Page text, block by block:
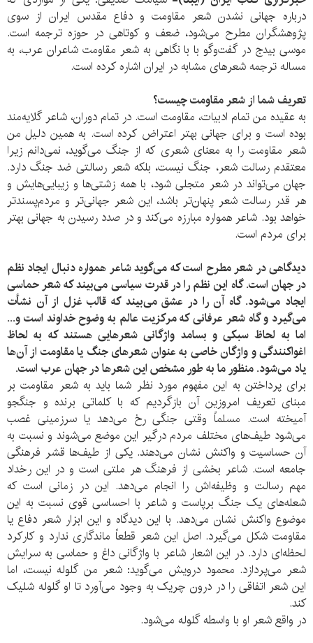
درباره جهانی نشدن شعر مقاومت و دفاع مقدس ایران از سوی
پژوهشگران مطرح می‌شود، ضعف و کوتاهی در حوزه ترجمه است.
موسی بیدج در گفت‌وگو با با نگاهی به شعر مقاومت شاعران عرب، به
مساله ترجمه شعرهای مشابه در ایران اشاره کرده است.
تعریف شما از شعر مقاومت چیست؟
به عقیده من تمام ادبیات، مقاومت است. در تمام دوران، شاعر گلایه‌مند
بوده است و برای جهانی بهتر اعتراض کرده است. به همین دلیل من
شعر مقاومت را به معنای شعری که از جنگ می‌گوید، نمی‌دانم زیرا
معتقدم رسالت شعر، جنگ نیست، بلکه شعر رسالتی ضد جنگ دارد.
جهان می‌تواند در شعر متجلی شود، با همه زشتی‌ها و زیبایی‌هایش و
هر قدر رسالت شعر پنهان‌تر باشد، این شعر جهانی‌تر و مردم‌پسندتر
خواهد بود. شاعر همواره مبارزه می‌کند و در صدد رسیدن به جهانی بهتر
برای مردم است.
دیدگاهی در شعر مطرح است که می‌گوید شاعر همواره دنبال ایجاد نظم
در جهان است. گاه این نظم را در قدرت سیاسی می‌بیند که شعر حماسی
ایجاد می‌شود. گاه آن را در عشق می‌بیند که قالب غزل از آن نشأت
می‌گیرد و گاه شعر عرفانی که مرکزیت عالم به وضوح خداوند است و...
اما به لحاظ سبکی و بسامد واژگانی شعرهایی هستند که به لحاظ
اغواکنندگی و واژگان خاصی به عنوان شعرهای جنگ یا مقاومت از آن‌ها
یاد می‌شود. منظور ما به طور مشخص این شعرها در جهان عرب است.
برای پرداختن به این مفهوم مورد نظر شما باید به شعر مقاومت بر
مبنای تعریف امروزین آن بازگردیم که با کلماتی برنده و جنگجو
آمیخته است. مسلماً وقتی جنگی رخ می‌دهد یا سرزمینی غصب
می‌شود طیف‌های مختلف مردم درگیر این موضع می‌شوند و نسبت به
آن حساسیت و واکنش نشان می‌دهند. یکی از طیف‌ها قشر فرهنگی
جامعه است. شاعر بخشی از فرهنگ هر ملتی است و در این رخداد
مهم رسالت و وظیفه‌اش را انجام می‌دهد. این در زمانی است که
شعله‌های یک جنگ برپاست و شاعر با احساسی قوی نسبت به این
موضوع واکنش نشان می‌دهد. با این دیدگاه و این ابزار شعر دفاع یا
مقاومت شکل می‌گیرد. اصل این شعر قطعاً ماندگاری ندارد و کارکرد
لحظه‌ای دارد. در این اشعار شاعر با واژگانی داغ و حماسی به سرایش
شعر می‌پردازد. محمود درویش می‌گوید: شعر من گلوله نیست، اما
این شعر اتفاقی را در درون چریک به وجود می‌آورد تا او گلوله شلیک
کند.
در واقع شعر او با واسطه گلوله می‌شود.